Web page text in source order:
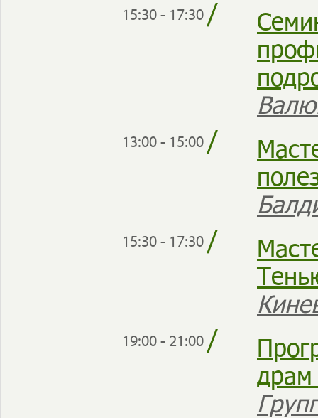
15:30 - 17:30/
13:00 - 15:00/
15:30 - 17:30/
19:00 - 21:00/
драм